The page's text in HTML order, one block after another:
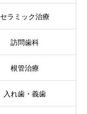
セラミック治療
訪問歯科
根管治療
入れ歯・義歯